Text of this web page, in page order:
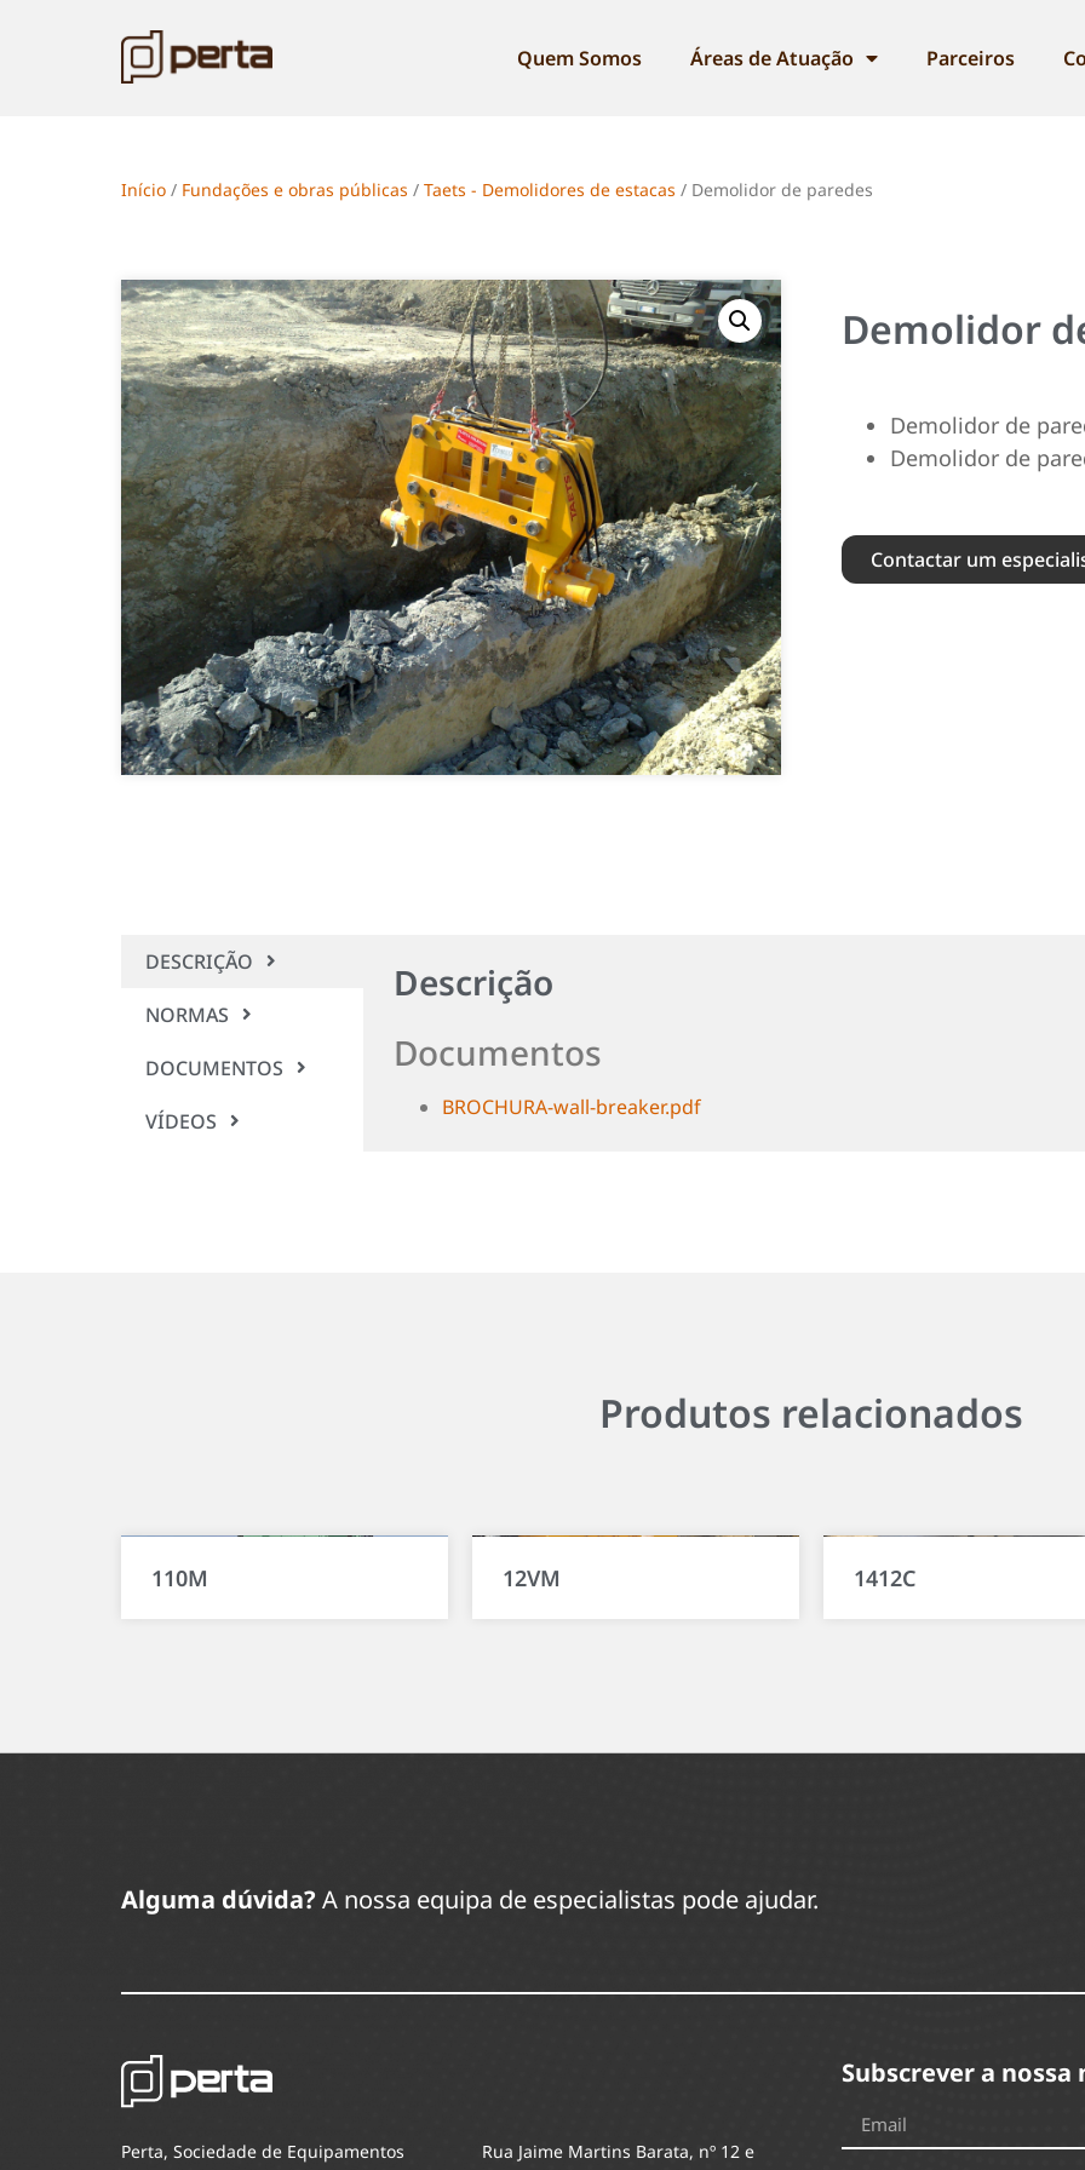
Quem Somos Áreas de Atuação Parceiros
Início / Fundações e obras públicas / Taets - Demolidores de estacas / Demolidor de paredes
Demolidor
Demolidor de
Demolidor de
Contactar um
DESCRIÇÃO
NORMAS
DOCUMENTOS
VÍDEOS
Descrição
Documentos
BROCHURA-wall-breaker.pdf
Produtos relacionados
110M 12VM 1412C
Alguma dúvida? A nossa equipa de especialistas pode ajudar.
Perta, Sociedade de Equipamentos
Rua Jaime Martins Barata, nº 12 e
Subscrever a